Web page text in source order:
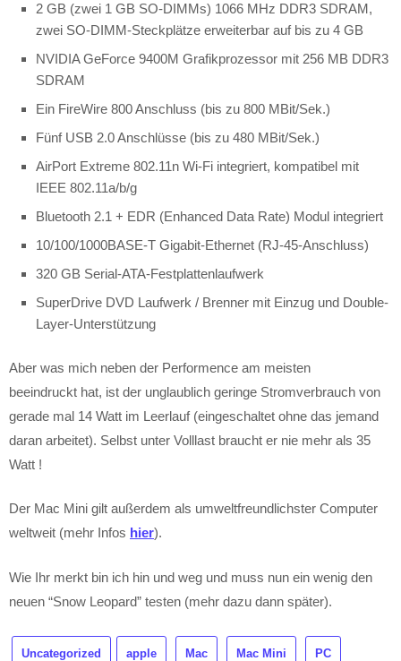
2 GB (zwei 1 GB SO-DIMMs) 1066 MHz DDR3 SDRAM,
zwei SO-DIMM-Steckplätze erweiterbar auf bis zu 4 GB
NVIDIA GeForce 9400M Grafikprozessor mit 256 MB DDR3
SDRAM
Ein FireWire 800 Anschluss (bis zu 800 MBit/Sek.)
Fünf USB 2.0 Anschlüsse (bis zu 480 MBit/Sek.)
AirPort Extreme 802.11n Wi-Fi integriert, kompatibel mit
IEEE 802.11a/b/g
Bluetooth 2.1 + EDR (Enhanced Data Rate) Modul integriert
10/100/1000BASE-T Gigabit-Ethernet (RJ-45-Anschluss)
320 GB Serial-ATA-Festplattenlaufwerk
SuperDrive DVD Laufwerk / Brenner mit Einzug und Double-
Layer-Unterstützung
Aber was mich neben der Performence am meisten
beeindruckt hat, ist der unglaublich geringe Stromverbrauch von
gerade mal 14 Watt im Leerlauf (eingeschaltet ohne das jemand
daran arbeitet). Selbst unter Volllast braucht er nie mehr als 35
Watt !
Der Mac Mini gilt außerdem als umweltfreundlichster Computer
weltweit (mehr Infos hier).
Wie Ihr merkt bin ich hin und weg und muss nun ein wenig den
neuen “Snow Leopard” testen (mehr dazu dann später).
Uncategorized apple Mac Mac Mini PC